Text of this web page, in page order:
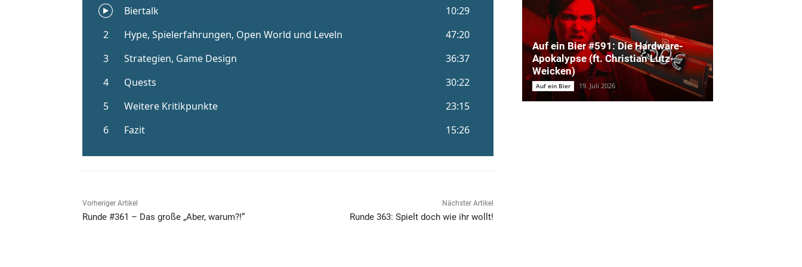
Vorheriger Artikel
Runde #361 – Das große „Aber, warum?!“
Nächster Artikel
Runde 363: Spielt doch wie ihr wollt!
Auf ein Bier #591: Die Hardware-
Apokalypse (ft. Christian Lutz-
Weicken)
Auf ein Bier 19. Juli 2026